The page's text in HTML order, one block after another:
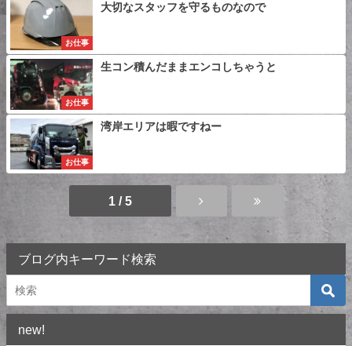
お仕事
大切なスタッフを守るものなので
お仕事
生コン積んだままエンコしちゃうと
お仕事
湾岸エリアは暇ですねー
1 / 5
ブログ内キーワード検索
new!